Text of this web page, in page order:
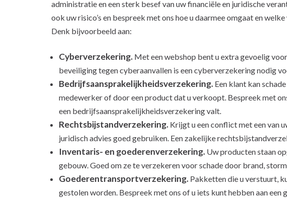
administratie en een sterk besef van uw financiële en juridische
ook uw risico’s en bespreek met ons hoe u daarmee omgaat en
Denk bijvoorbeeld aan:
Cyberverzekering. Met een webshop bent u extra gevoelig
beveiliging tegen cyberaanvallen is een cyberverzekering nodig
Bedrijfsaansprakelijkheidsverzekering. Een klant kan
medewerker of door een product dat u verkoopt. Bespreek met
een bedrijfsaansprakelijkheidsverzekering valt.
Rechtsbijstandverzekering. Krijgt u een conflict met een van
juridisch advies goed gebruiken. Een zakelijke
Inventaris- en goederenverzekering. Uw producten staan
gebouw. Goed om ze te verzekeren voor schade door brand,
Goederentransportverzekering. Pakketten die u verstuurt,
gestolen worden. Bespreek met ons of u iets kunt hebben aan